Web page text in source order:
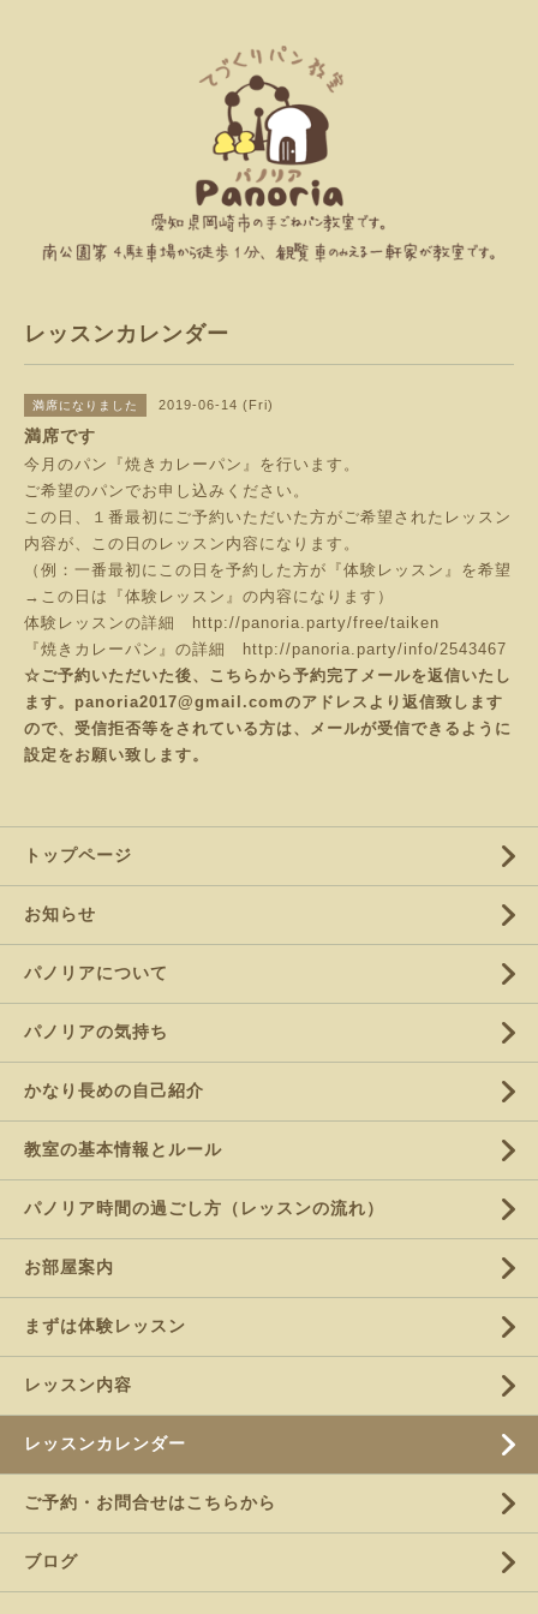
レッスンカレンダー
満席になりました 2019-06-14 (Fri)
満席です
今月のパン『焼きカレーパン』を行います。
ご希望のパンでお申し込みください。
この日、１番最初にご予約いただいた方がご希望されたレッスン
内容が、この日のレッスン内容になります。
（例：一番最初にこの日を予約した方が『体験レッスン』を希望
→この日は『体験レッスン』の内容になります）
体験レッスンの詳細
http://panoria.party/free/taiken
『焼きカレーパン』の詳細
http://panoria.party/info/2543467
☆ご予約いただいた後、こちらから予約完了メールを返信いたし
ます。panoria2017@gmail.comのアドレスより返信致します
ので、受信拒否等をされている方は、メールが受信できるように
設定をお願い致します。
トップページ
お知らせ
パノリアについて
パノリアの気持ち
かなり長めの自己紹介
教室の基本情報とルール
パノリア時間の過ごし方（レッスンの流れ）
お部屋案内
まずは体験レッスン
レッスン内容
レッスンカレンダー
ご予約・お問合せはこちらから
ブログ